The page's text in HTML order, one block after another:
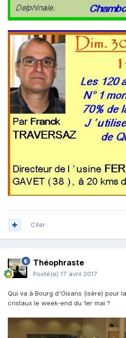
Citer
Théophraste
Posté(e) 17 avril 2017
Qui va à Bourg d'Oisans (isère) pour
cristaux le week-end du 1er mai ?